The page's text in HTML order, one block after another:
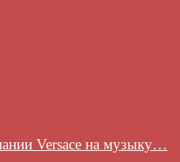
Versace на музыку…